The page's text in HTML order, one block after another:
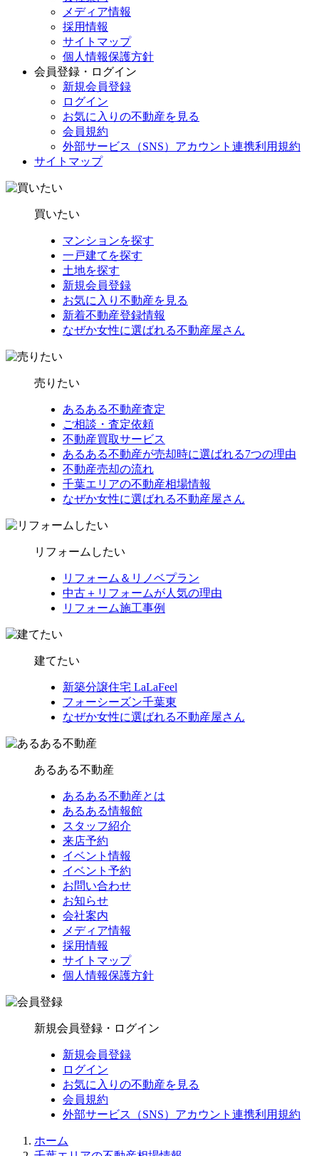
メディア情報
採用情報
サイトマップ
個人情報保護方針
会員登録・ログイン
新規会員登録
ログイン
お気に入りの不動産を見る
会員規約
外部サービス（SNS）アカウント連携利用規約
サイトマップ
買いたい
マンションを探す
一戸建てを探す
土地を探す
新規会員登録
お気に入り不動産を見る
新着不動産登録情報
なぜか女性に選ばれる不動産屋さん
売りたい
あるある不動産査定
ご相談・査定依頼
不動産買取サービス
あるある不動産が売却時に選ばれる7つの理由
不動産売却の流れ
千葉エリアの不動産相場情報
なぜか女性に選ばれる不動産屋さん
リフォームしたい
リフォーム＆リノベプラン
中古＋リフォームが人気の理由
リフォーム施工事例
建てたい
新築分譲住宅 LaLaFeel
フォーシーズン千葉東
なぜか女性に選ばれる不動産屋さん
あるある不動産
あるある不動産とは
あるある情報館
スタッフ紹介
来店予約
イベント情報
イベント予約
お問い合わせ
お知らせ
会社案内
メディア情報
採用情報
サイトマップ
個人情報保護方針
新規会員登録・ログイン
新規会員登録
ログイン
お気に入りの不動産を見る
会員規約
外部サービス（SNS）アカウント連携利用規約
ホーム